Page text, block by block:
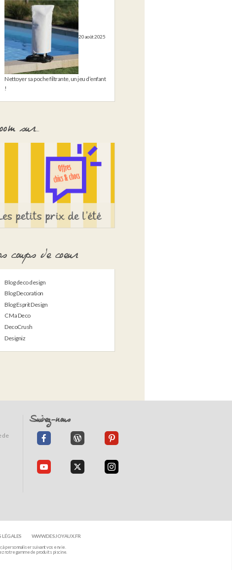
20 août 2025
Nettoyer sa poche filtrante, un jeu d’enfant
!
sur…
coups de coeur
Blog deco design
Blog Decoration
Blog Esprit Design
C Ma Deco
DecoCrush
Designiz
de
Suivez-nous
WWW.DESJOYAUX.FR
à personnaliser suivant vos envie.
notre gamme de produits piscine.